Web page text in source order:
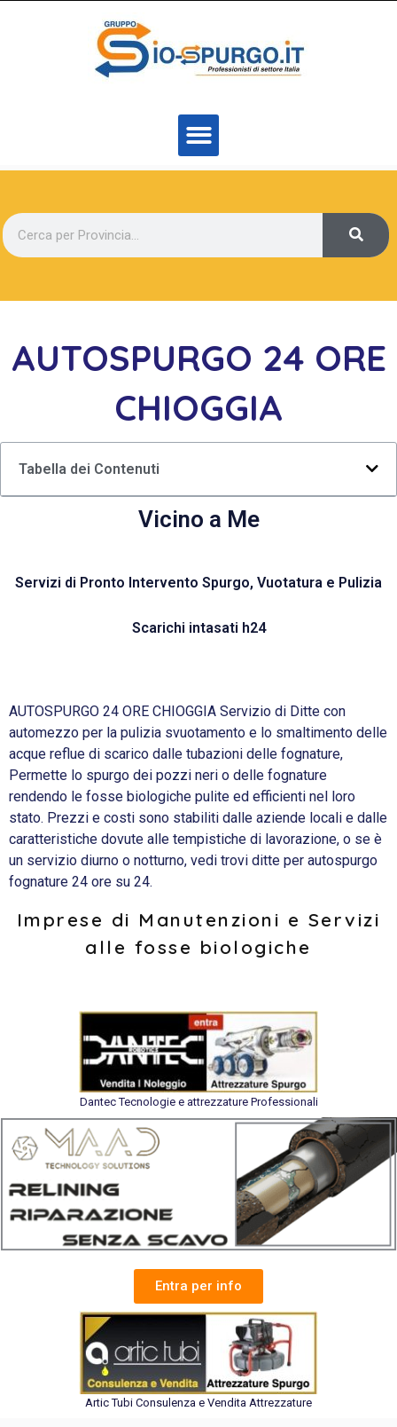
AUTOSPURGO 24 ORE
CHIOGGIA
Tabella dei Contenuti
Vicino a Me
Servizi di Pronto Intervento Spurgo, Vuotatura e Pulizia
Scarichi intasati h24
AUTOSPURGO 24 ORE CHIOGGIA Servizio di Ditte con
automezzo per la pulizia svuotamento e lo smaltimento delle
acque reflue di scarico dalle tubazioni delle fognature,
Permette lo spurgo dei pozzi neri o delle fognature
rendendo le fosse biologiche pulite ed efficienti nel loro
stato. Prezzi e costi sono stabiliti dalle aziende locali e dalle
caratteristiche dovute alle tempistiche di lavorazione, o se è
un servizio diurno o notturno, vedi trovi ditte per autospurgo
fognature 24 ore su 24.
Imprese di Manutenzioni e Servizi
alle fosse biologiche
Dantec Tecnologie e attrezzature Professionali
Entra per info
Artic Tubi Consulenza e Vendita Attrezzature